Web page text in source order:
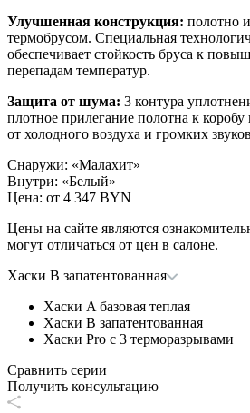
Улучшенная конструкция: полотно
термобрусом. Специальная
обеспечивает стойкость бруса к
перепадам температур.
Защита от шума: 3 контура
плотное прилегание полотна к
от холодного воздуха и громких
Снаружи: «Малахит»
Внутри: «Белый»
Цена: от 4 347 BYN
Цены на сайте являются
могут отличаться от цен в салоне.
Хаски B запатентованная
Хаски A базовая теплая
Хаски B запатентованная
Хаски Pro с 3 терморазрывами
Сравнить серии
Получить консультацию